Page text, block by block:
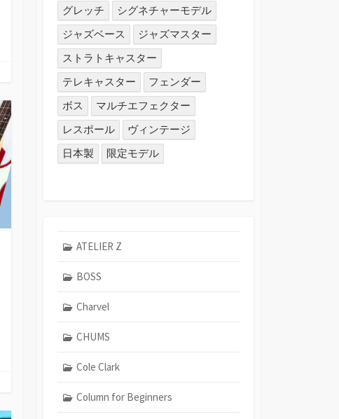
グレッチ
シグネチャーモデル
ジャズベース
ジャズマスター
ストラトキャスター
テレキャスター
フェンダー
ボス
マルチエフェクター
レスポール
ヴィンテージ
日本製
限定モデル
ATELIER Z
BOSS
Charvel
CHUMS
Cole Clark
Column for Beginners